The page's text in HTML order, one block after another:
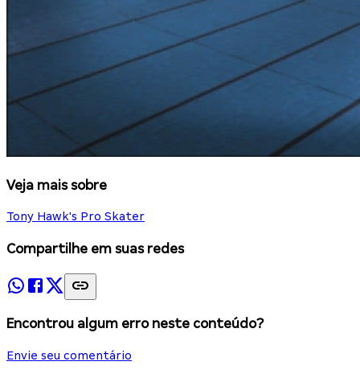
Veja mais sobre
Tony Hawk's Pro Skater
Compartilhe em suas redes
Encontrou algum erro neste conteúdo?
Envie seu comentário